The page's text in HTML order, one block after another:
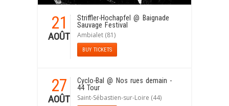
21
AOÛT
Striffler-Hochapfel @ Baignade
Sauvage Festival
Ambialet (81)
BUY TICKETS
27
AOÛT
Cyclo-Bal @ Nos rues demain -
44 Tour
Saint-Sébastien-sur-Loire (44)